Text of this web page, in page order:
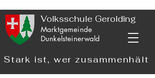
Volksschule Gerolding
Marktgemeinde
Dunkelsteinerwald
Stark ist, wer zusammenhält